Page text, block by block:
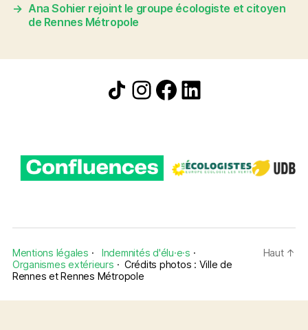
→ Ana Sohier rejoint le groupe écologiste et citoyen
de Rennes Métropole
Icône de partage
Instagram
Facebook
LinkedIn
Mentions légales · Indemnités d'élu·e·s ·
Organismes extérieurs · Crédits photos : Ville de
Rennes et Rennes Métropole
Haut ↑